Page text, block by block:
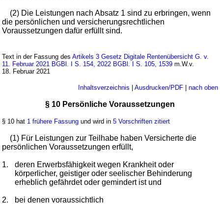
(2) Die Leistungen nach Absatz 1 sind zu erbringen, wenn
die persönlichen und versicherungsrechtlichen
Voraussetzungen dafür erfüllt sind.
Text in der Fassung desArtikels 3 Gesetz Digitale Rentenübersicht G. v.
11. Februar 2021 BGBl. I S. 154, 2022 BGBl. I S. 105, 1539 m.W.v.
18. Februar 2021
Inhaltsverzeichnis | Ausdrucken/PDF| nach oben
§ 10 Persönliche Voraussetzungen
§ 10 hat 1 frühere Fassung und wird in5 Vorschriften zitiert
(1) Für Leistungen zur Teilhabe haben Versicherte die
persönlichen Voraussetzungen erfüllt,
1.
deren Erwerbsfähigkeit wegen Krankheit oder
körperlicher, geistiger oder seelischer Behinderung
erheblich gefährdet oder gemindert ist und
2. bei denen voraussichtlich